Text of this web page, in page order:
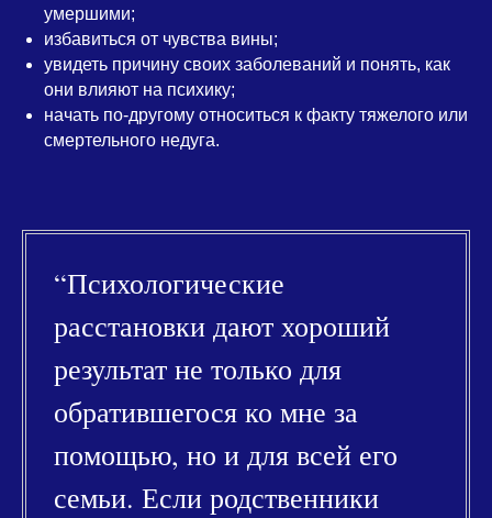
умершими;
избавиться от чувства вины;
увидеть причину своих заболеваний и понять, как
они влияют на психику;
начать по-другому относиться к факту тяжелого или
смертельного недуга.
“Психологические
расстановки дают хороший
результат не только для
обратившегося ко мне за
помощью, но и для всей его
семьи. Если родственники